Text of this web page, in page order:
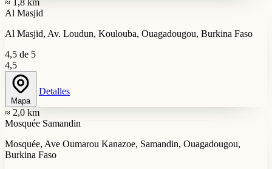
Al Masjid
Al Masjid, Av. Loudun, Koulouba, Ouagadougou, Burkina Faso
4,5 de 5
4,5
Mapa
Detalles
≈ 2,0 km
Mosquée Samandin
Mosquée, Ave Oumarou Kanazoe, Samandin, Ouagadougou,
Burkina Faso